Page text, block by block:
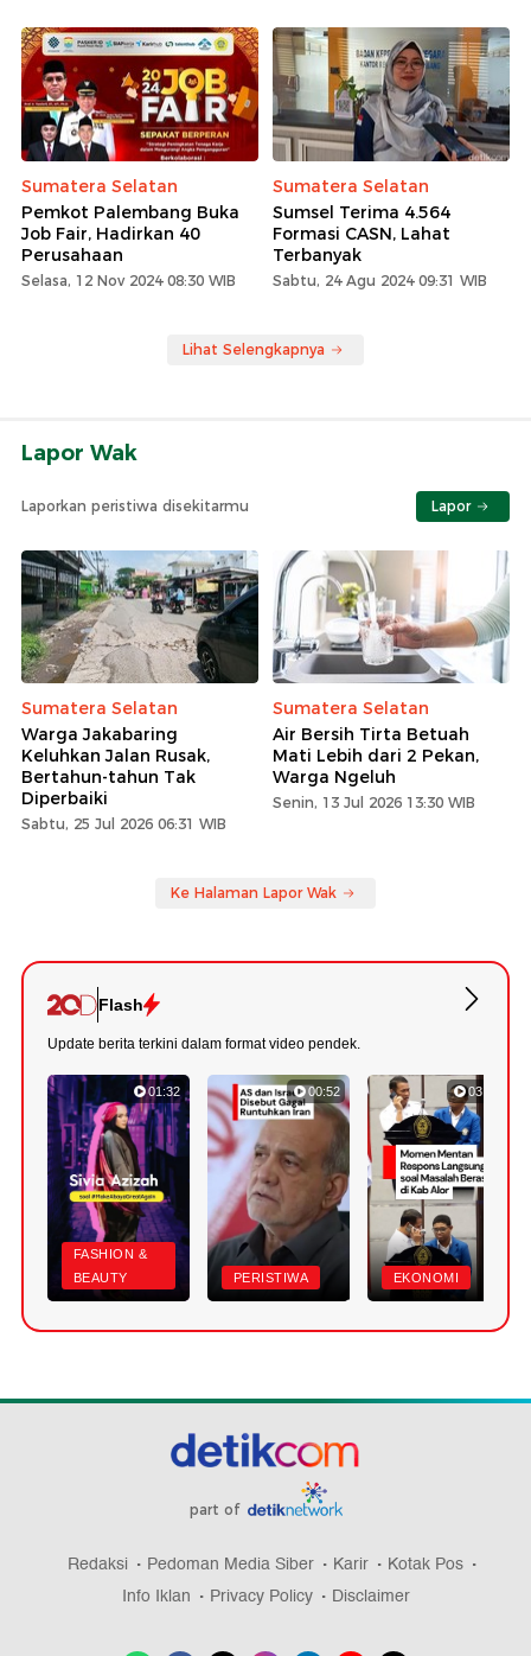
Sumatera Selatan
Pemkot Palembang Buka
Job Fair, Hadirkan 40
Perusahaan
Selasa, 12 Nov 2024 08:30 WIB
Sumatera Selatan
Sumsel Terima 4.564
Formasi CASN, Lahat
Terbanyak
Sabtu, 24 Agu 2024 09:31 WIB
Lihat Selengkapnya
Lapor Wak
Laporkan peristiwa disekitarmu Lapor
Sumatera Selatan
Warga Jakabaring
Keluhkan Jalan Rusak,
Bertahun-tahun Tak
Diperbaiki
Sabtu, 25 Jul 2026 06:31 WIB
Sumatera Selatan
Air Bersih Tirta Betuah
Mati Lebih dari 2 Pekan,
Warga Ngeluh
Senin, 13 Jul 2026 13:30 WIB
Ke Halaman Lapor Wak
Flash
Update berita terkini dalam format video pendek.
01:32
FASHION &
BEAUTY
00:52
PERISTIWA
03:22
EKONOMI
part of
Redaksi Pedoman Media Siber Karir
Kotak Pos
Info Iklan
Privacy Policy Disclaimer